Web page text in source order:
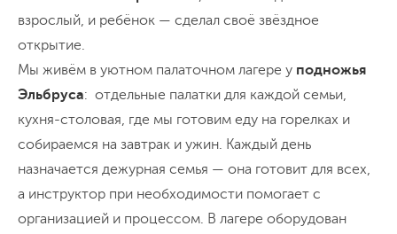
взрослый, и ребёнок — сделал своё звёздное
открытие.
Мы живём в уютном палаточном лагере у подножья
Эльбруса: отдельные палатки для каждой семьи,
кухня-столовая, где мы готовим еду на горелках и
собираемся на завтрак и ужин. Каждый день
назначается дежурная семья — она готовит для всех,
а инструктор при необходимости помогает с
организацией и процессом. В лагере оборудован